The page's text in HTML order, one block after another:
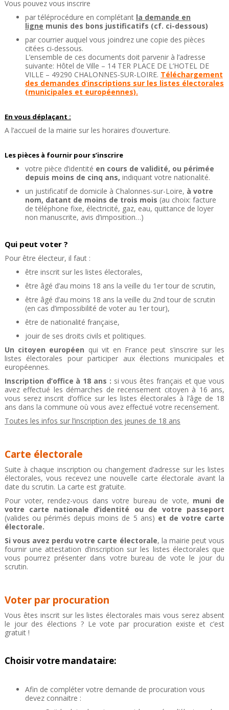
Vous pouvez vous inscrire
par téléprocédure en complétant la demande en
ligne munis des bons justificatifs (cf. ci-dessous)
par courrier auquel vous joindrez une copie des pièces
citées ci-dessous.
L’ensemble de ces documents doit parvenir à l’adresse
suivante: Hôtel de Ville – 14 TER PLACE DE L’HOTEL DE
VILLE – 49290 CHALONNES-SUR-LOIRE. Téléchargement
des demandes d’inscriptions sur les listes électorales
(municipales et européennes).
En vous déplaçant :
A l’accueil de la mairie sur les horaires d’ouverture.
Les pièces à fournir pour s’inscrire
votre pièce d’identité en cours de validité, ou périmée
depuis moins de cinq ans, indiquant votre nationalité.
un justificatif de domicile à Chalonnes-sur-Loire, à votre
nom, datant de moins de trois mois (au choix: facture
de téléphone fixe, électricité, gaz, eau, quittance de loyer
non manuscrite, avis d’imposition…)
Qui peut voter ?
Pour être électeur, il faut :
être inscrit sur les listes électorales,
être âgé d’au moins 18 ans la veille du 1er tour de scrutin,
être âgé d’au moins 18 ans la veille du 2nd tour de scrutin
(en cas d’impossibilité de voter au 1er tour),
être de nationalité française,
jouir de ses droits civils et politiques.
Un citoyen européen qui vit en France peut s’inscrire sur les
listes électorales pour participer aux élections municipales et
européennes.
Inscription d’office à 18 ans : si vous êtes français et que vous
avez effectué les démarches de recensement citoyen à 16 ans,
vous serez inscrit d’office sur les listes électorales à l’âge de 18
ans dans la commune où vous avez effectué votre recensement.
Toutes les infos sur l’inscription des jeunes de 18 ans
Carte électorale
Suite à chaque inscription ou changement d’adresse sur les listes
électorales, vous recevez une nouvelle carte électorale avant la
date du scrutin. La carte est gratuite.
Pour voter, rendez-vous dans votre bureau de vote, muni de
votre carte nationale d’identité ou de votre passeport
(valides ou périmés depuis moins de 5 ans) et de votre carte
électorale.
Si vous avez perdu votre carte électorale, la mairie peut vous
fournir une attestation d’inscription sur les listes électorales que
vous pourrez présenter dans votre bureau de vote le jour du
scrutin.
Voter par procuration
Vous êtes inscrit sur les listes électorales mais vous serez absent
le jour des élections ? Le vote par procuration existe et c’est
gratuit !
Choisir votre mandataire:
Afin de compléter votre demande de procuration vous
devez connaitre :